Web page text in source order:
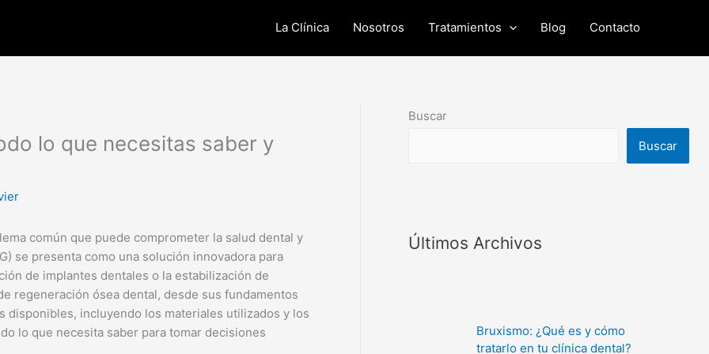
La Clínica Nosotros Tratamientos Blog Contacto
lo que necesitas saber y
común que puede comprometer la salud dental y
se presenta como una solución innovadora para
de implantes dentales o la estabilización de
regeneración ósea dental, desde sus fundamentos
incluyendo los materiales utilizados y los
lo que necesita saber para tomar decisiones
Buscar
Buscar
Últimos Archivos
Bruxismo: ¿Qué es y cómo
tratarlo en tu clínica dental?